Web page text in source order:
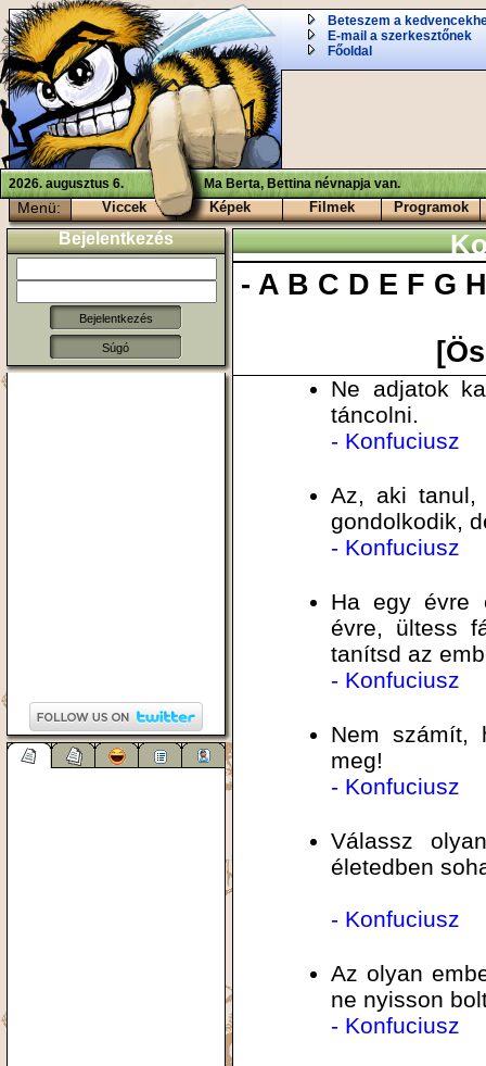
Beteszem a
E-mail a szerkesztőnek
Főoldal
2026. augusztus 6. Ma Berta, Bettina névnapja van.
Menü: Viccek Képek Filmek Programok
Bejelentkezés
Súgó
-A B C D E F G
Ne adjatok
táncolni.
- Konfuciusz
Az, aki tanul,
gondolkodik,
- Konfuciusz
Ha egy évre
évre, ültess
tanítsd az
- Konfuciusz
Nem számít,
meg!
- Konfuciusz
Válassz
életedben
- Konfuciusz
Az olyan
ne nyisson
- Konfuciusz